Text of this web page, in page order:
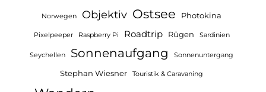
Norwegen Objektiv Ostsee Photokina
Pixelpeeper Raspberry Pi Roadtrip Rügen Sardinien
Seychellen Sonnenaufgang Sonnenuntergang
Stephan Wiesner Touristik & Caravaning